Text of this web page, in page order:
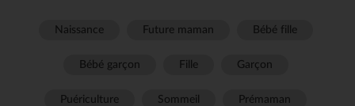
Naissance Future maman Bébé fille
Bébé garçon Fille Garçon
Puériculture Sommeil Prémaman